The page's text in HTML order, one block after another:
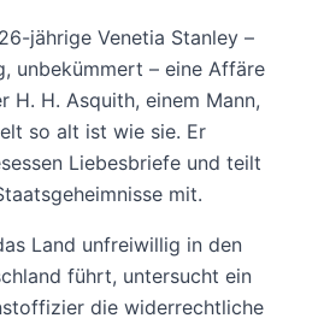
jährige Venetia Stanley –
unbekümmert – eine Affäre
H. H. Asquith, einem Mann,
so alt ist wie sie. Er
Liebesbriefe und teilt
mit.
Land unfreiwillig in den
führt, untersucht ein
die widerrechtliche